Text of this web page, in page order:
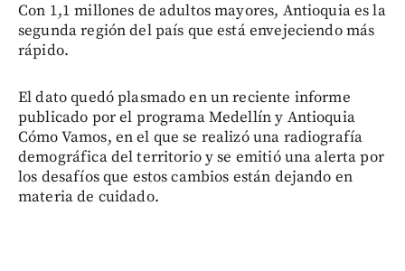
Con 1,1 millones de adultos mayores, Antioquia es la
segunda región del país que está envejeciendo más
rápido.
El dato quedó plasmado en un reciente informe
publicado por el programa Medellín y Antioquia
Cómo Vamos, en el que se realizó una radiografía
demográfica del territorio y se emitió una alerta por
los desafíos que estos cambios están dejando en
materia de cuidado.